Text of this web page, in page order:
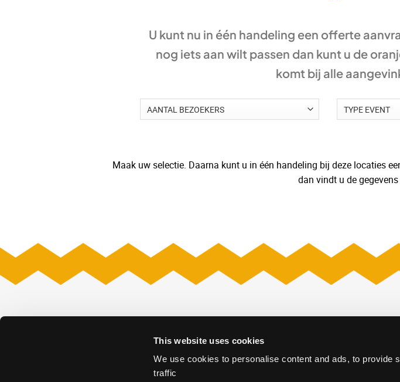
This website uses cookies
We use cookies to personalise content and ads, to provide
traffic
U kunt nu in één handeling een offerte
nog iets aan wilt passen dan kunt u de
komt bij alle
Maak uw selectie. Daarna kunt u in één handeling bij deze locaties
dan vindt u de
Museon – Omniversum
Nieuwe Kerk
Nieuwspoort